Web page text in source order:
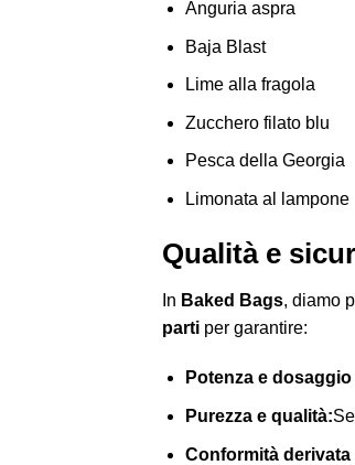
Anguria aspra
Baja Blast
Lime alla fragola
Zucchero filato blu
Pesca della Georgia
Limonata al lampone
Qualità e
In Baked Bags, diamo
parti per garantire:
Potenza e
Purezza e qualità:
Conformità derivata